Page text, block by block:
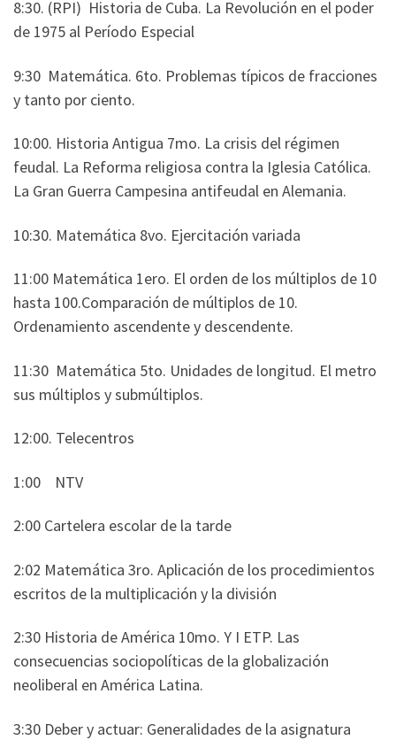
8:30. (RPI) Historia de Cuba. La Revolución en el poder
de 1975 al Período Especial
9:30 Matemática. 6to. Problemas típicos de fracciones
y tanto por ciento.
10:00. Historia Antigua 7mo. La crisis del régimen
feudal. La Reforma religiosa contra la Iglesia Católica.
La Gran Guerra Campesina antifeudal en Alemania.
10:30. Matemática 8vo. Ejercitación variada
11:00 Matemática 1ero. El orden de los múltiplos de 10
hasta 100.Comparación de múltiplos de 10.
Ordenamiento ascendente y descendente.
11:30 Matemática 5to. Unidades de longitud. El metro
sus múltiplos y submúltiplos.
12:00. Telecentros
1:00 NTV
2:00 Cartelera escolar de la tarde
2:02 Matemática 3ro. Aplicación de los procedimientos
escritos de la multiplicación y la división
2:30 Historia de América 10mo. Y I ETP. Las
consecuencias sociopolíticas de la globalización
neoliberal en América Latina.
3:30 Deber y actuar: Generalidades de la asignatura